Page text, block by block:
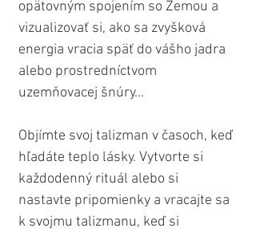
opätovným spojením so Zemou a
vizualizovať si, ako sa zvyšková
energia vracia späť do vášho jadra
alebo prostredníctvom
uzemňovacej šnúry...
Objímte svoj talizman v časoch, keď
hľadáte teplo lásky. Vytvorte si
každodenný rituál alebo si
nastavte pripomienky a vracajte sa
k svojmu talizmanu, keď si